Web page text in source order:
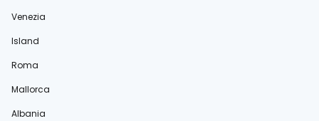
Venezia
Island
Roma
Mallorca
Albania